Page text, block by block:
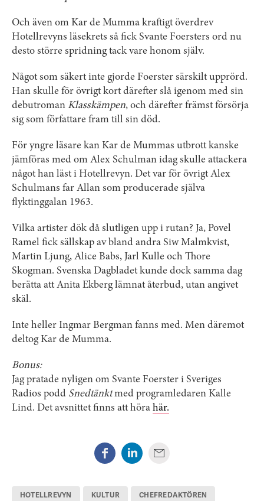
Och även om Kar de Mumma kraftigt överdrev
Hotellrevyns läsekrets så fick Svante Foersters ord nu
desto större spridning tack vare honom själv.
Något som säkert inte gjorde Foerster särskilt upprörd.
Han skulle för övrigt kort därefter slå igenom med sin
debutroman Klasskämpen, och därefter främst försörja
sig som författare fram till sin död.
För yngre läsare kan Kar de Mummas utbrott kanske
jämföras med om Alex Schulman idag skulle attackera
något han läst i Hotellrevyn. Det var för övrigt Alex
Schulmans far Allan som producerade själva
flyktinggalan 1963.
Vilka artister dök då slutligen upp i rutan? Ja, Povel
Ramel fick sällskap av bland andra Siw Malmkvist,
Martin Ljung, Alice Babs, Jarl Kulle och Thore
Skogman. Svenska Dagbladet kunde dock samma dag
berätta att Anita Ekberg lämnat återbud, utan angivet
skäl.
Inte heller Ingmar Bergman fanns med. Men däremot
deltog Kar de Mumma.
Bonus:
Jag pratade nyligen om Svante Foerster i Sveriges
Radios podd Snedtänktmed programledaren Kalle
Lind. Det avsnittet finns att höra här.
HOTELLREVYN KULTUR CHEFREDAKTÖREN